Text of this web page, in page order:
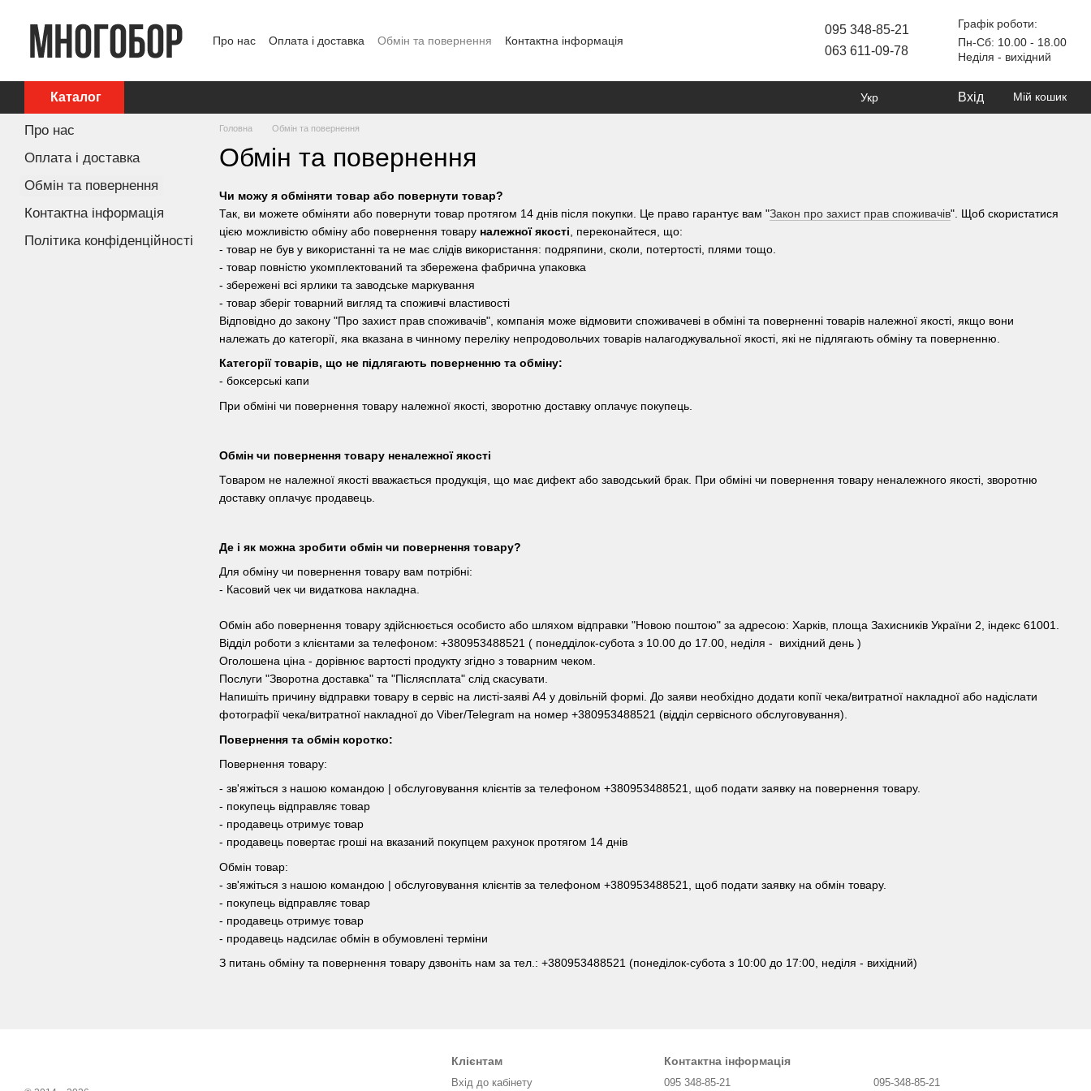
Про нас Оплата і доставка Обмін та повернення
Контактна інформація
095 348-85-21
063 611-09-78
Графік роботи:
Пн-Сб: 10.00 - 18.00
Неділя - вихідний
Каталог Укр Вхід Мій кошик
Головна Обмін та повернення
Обмін та повернення
Чи можу я обміняти товар або повернути товар?
Так, ви можете обміняти або повернути товар протягом 14 днів після покупки. Це право гарантує вам "Закон про захист прав споживачів". Щоб скористатися
цією можливістю обміну або повернення товару належної якості , переконайтеся, що:
- товар не був у використанні та не має слідів використання: подряпини, сколи, потертості, плями тощо.
- товар повністю укомплектований та збережена фабрична упаковка
- збережені всі ярлики та заводське маркування
- товар зберіг товарний вигляд та споживчі властивості
Відповідно до закону "Про захист прав споживачів", компанія може відмовити споживачеві в обміні та поверненні товарів належної якості, якщо вони
належать до категорії, яка вказана в чинному переліку непродовольчих товарів налагоджувальної якості, які не підлягають обміну та поверненню.
Категорії товарів, що не підлягають поверненню та обміну:
- боксерські капи
При обміні чи повернення товару належної якості, зворотню доставку оплачує покупець.
Обмін чи повернення товару неналежної якості
Товаром не належної якості вважається продукція, що має дифект або заводський брак. При обміні чи повернення товару неналежного якості, зворотню
доставку оплачує продавець.
Де і як можна зробити обмін чи повернення товару?
Для обміну чи повернення товару вам потрібні:
- Касовий чек чи видаткова накладна.
Обмін або повернення товару здійснюється особисто або шляхом відправки "Новою поштою" за адресою: Харків, площа Захисників України 2, індекс 61001.
Відділ роботи з клієнтами за телефоном: +380953488521 ( понедділок-субота з 10.00 до 17.00, неділя - вихідний день )
Оголошена ціна - дорівнює вартості продукту згідно з товарним чеком.
Послуги "Зворотна доставка" та "Післясплата" слід скасувати.
Напишіть причину відправки товару в сервіс на листі-заяві А4 у довільній формі. До заяви необхідно додати копії чека/витратної накладної або надіслати
фотографії чека/витратної накладної до Viber/Telegram на номер +380953488521 (відділ сервісного обслуговування).
Повернення та обмін коротко:
Повернення товару:
- зв'яжіться з нашою командою | обслуговування клієнтів за телефоном +380953488521, щоб подати заявку на повернення товару.
- покупець відправляє товар
- продавець отримує товар
- продавець повертає гроші на вказаний покупцем рахунок протягом 14 днів
Обмін товар:
- зв'яжіться з нашою командою | обслуговування клієнтів за телефоном +380953488521, щоб подати заявку на обмін товару.
- покупець відправляє товар
- продавець отримує товар
- продавець надсилає обмін в обумовлені терміни
З питань обміну та повернення товару дзвоніть нам за тел.: +380953488521 (понеділок-субота з 10:00 до 17:00, неділя - вихідний)
Про нас
Оплата і доставка
Обмін та повернення
Контактна інформація
Політика конфіденційності
Клієнтам
Вхід до кабінету
Контактна інформація
095 348-85-21 095-348-85-21